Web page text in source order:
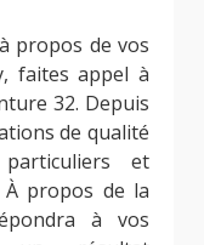
propos de vos
faites appel à
32. Depuis
de qualité
et
À propos de la
à vos